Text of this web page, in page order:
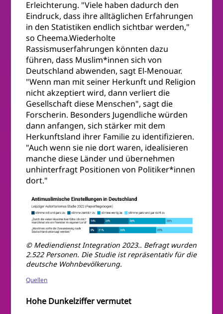
Erleichterung. "Viele haben dadurch den
Eindruck, dass ihre alltäglichen Erfahrungen
in den Statistiken endlich sichtbar werden,"
so Cheema.Wiederholte
Rassismuserfahrungen könnten dazu
führen, dass Muslim*innen sich von
Deutschland abwenden, sagt El-Menouar.
"Wenn man mit seiner Herkunft und Religion
nicht akzeptiert wird, dann verliert die
Gesellschaft diese Menschen", sagt die
Forscherin. Besonders Jugendliche würden
dann anfangen, sich stärker mit dem
Herkunftsland ihrer Familie zu identifizieren.
"Auch wenn sie nie dort waren, idealisieren
manche diese Länder und übernehmen
unhinterfragt Positionen von Politiker*innen
dort."
© Mediendienst Integration 2023.. Befragt wurden
2.522 Personen. Die Studie ist repräsentativ für die
deutsche Wohnbevölkerung.
Quellen
Hohe Dunkelziffer vermutet